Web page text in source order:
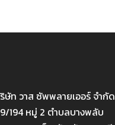
ษัท วาส ซัพพลายเออร์ จำกัด
194 หมู่ 2 ตำบลบางพลับ